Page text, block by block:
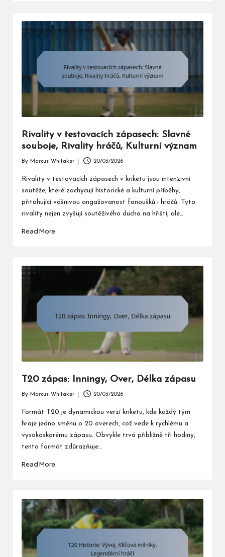
Rivality v testovacích zápasech: Slavné
souboje, Rivality hráčů, Kulturní význam
by
By Marcus Whitaker 20/03/2026
Rivality v testovacích zápasech v kriketu jsou intenzivní
soutěže, které zachycují historické a kulturní příběhy,
přitahující vášnivou angažovanost fanoušků i hráčů. Tyto
rivality nejen zvyšují soutěživého ducha na hřišti, ale…
Read More
T20 zápas: Inningy, Over, Délka zápasu
by
By Marcus Whitaker 20/03/2026
Formát T20 je dynamickou verzí kriketu, kde každý tým
hraje jedno směnu o 20 overech, což vede k rychlému a
vysokoskorému zápasu. Obvykle trvá přibližně tři hodiny,
tento formát zdůrazňuje…
Read More